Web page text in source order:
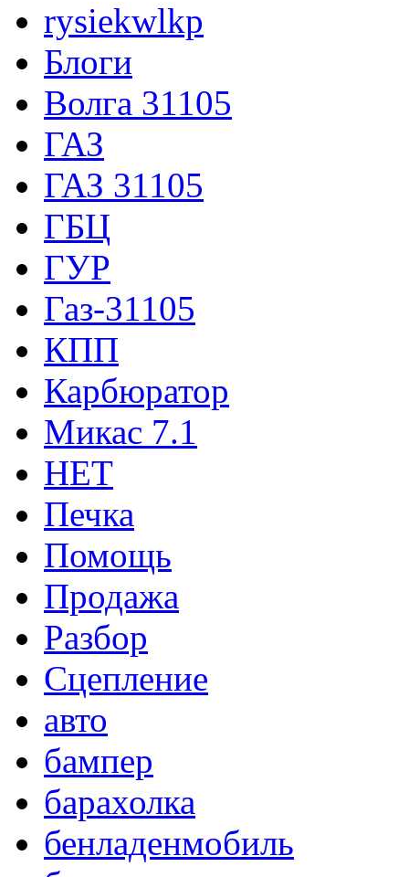
rysiekwlkp
Блоги
Волга 31105
ГАЗ
ГАЗ 31105
ГБЦ
ГУР
Газ-31105
КПП
Карбюратор
Микас 7.1
НЕТ
Печка
Помощь
Продажа
Разбор
Сцепление
авто
бампер
барахолка
бенладенмобиль